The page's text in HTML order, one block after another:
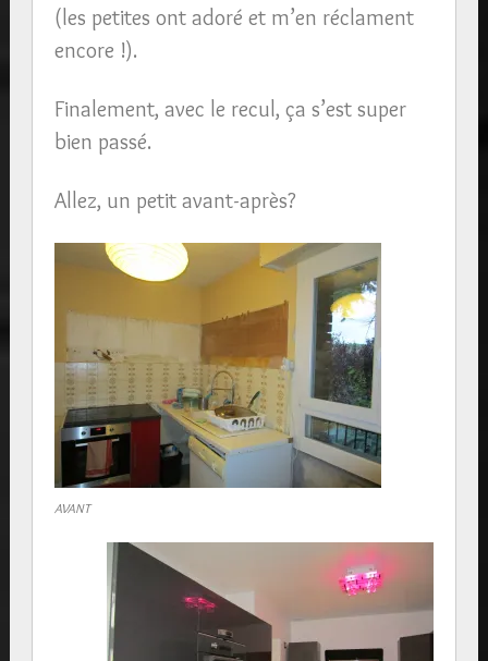
(les petites ont adoré et m’en réclament
encore !).
Finalement, avec le recul, ça s’est super
bien passé.
Allez, un petit avant-après?
AVANT